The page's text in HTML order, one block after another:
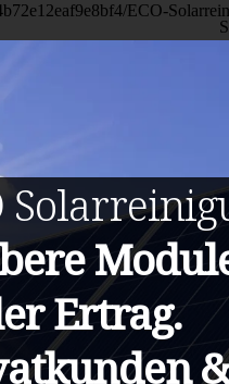
ECO-
Ertrag.